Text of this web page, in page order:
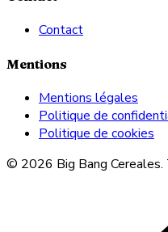
Contact
Mentions
Mentions légales
Politique de
Politique de cookies
© 2026 Big Bang Cereales.